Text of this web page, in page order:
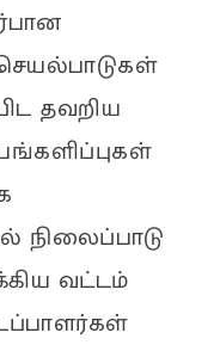
தவறிய
நிலைப்பாடு
வட்டம்